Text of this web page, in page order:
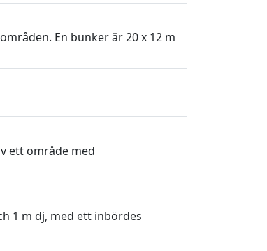
En bunker är 20 x 12 m
ett område med
1 m dj, med ett inbördes